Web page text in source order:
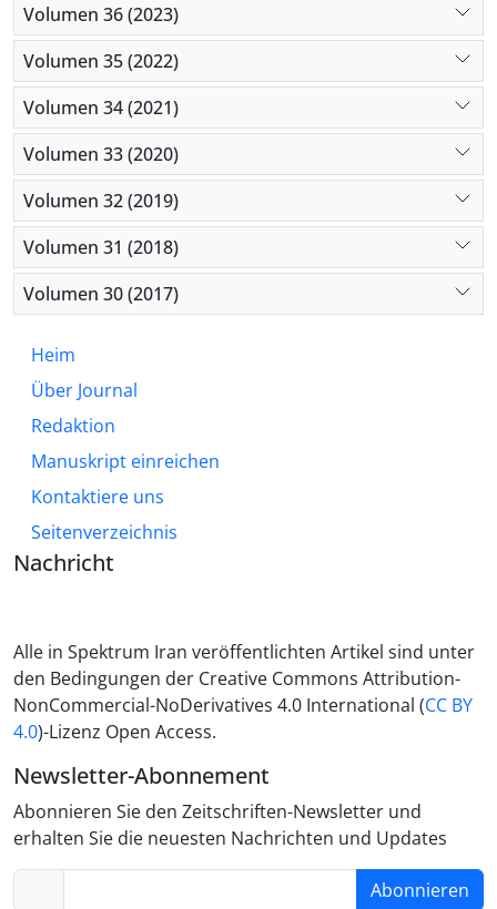
Volumen 36 (2023)
Volumen 35 (2022)
Volumen 34 (2021)
Volumen 33 (2020)
Volumen 32 (2019)
Volumen 31 (2018)
Volumen 30 (2017)
Heim
Über Journal
Redaktion
Manuskript einreichen
Kontaktiere uns
Seitenverzeichnis
Nachricht
Alle in Spektrum Iran veröffentlichten Artikel sind unter
den Bedingungen der Creative Commons Attribution-
NonCommercial-NoDerivatives 4.0 International (CC BY
4.0)-Lizenz Open Access.
Newsletter-Abonnement
Abonnieren Sie den Zeitschriften-Newsletter und
erhalten Sie die neuesten Nachrichten und Updates
Abonnieren